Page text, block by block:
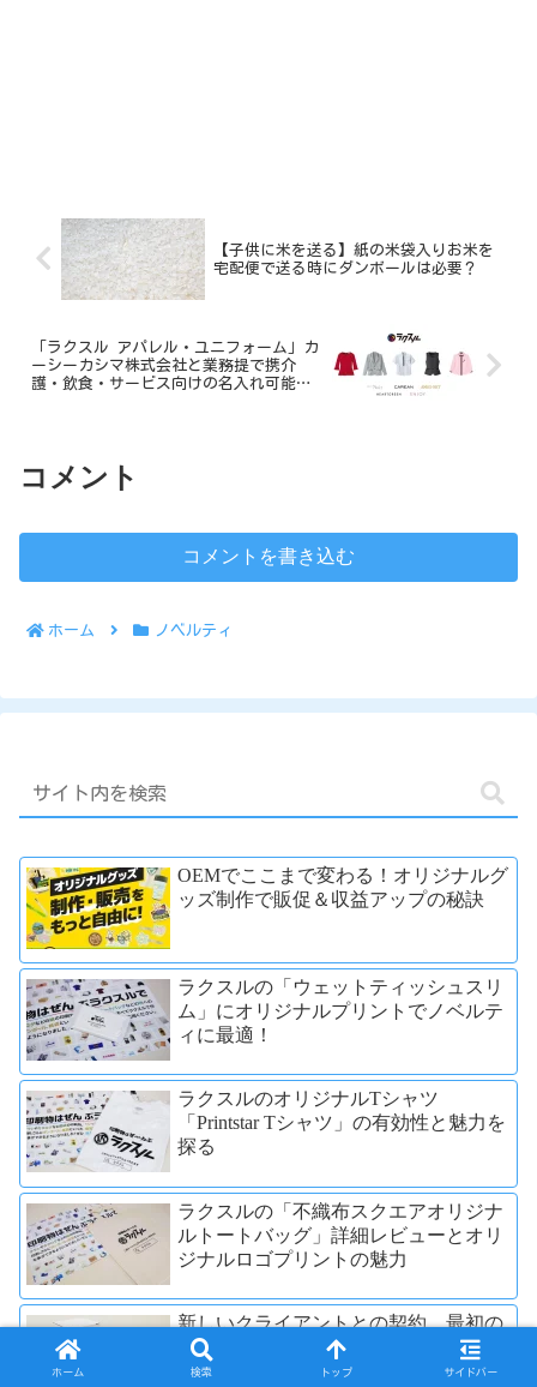
【子供に米を送る】紙の米袋入りお米を
宅配便で送る時にダンボールは必要？
「ラクスル アパレル・ユニフォーム」カ
ーシーカシマ株式会社と業務提で携介
護・飲食・サービス向けの名入れ可能商
コメント
コメントを書き込む
ホーム ノベルティ
OEMでここまで変わる！オリジナルグ
ッズ制作で販促＆収益アップの秘訣
ラクスルの「ウェットティッシュスリ
ム」にオリジナルプリントでノベルテ
ィに最適！
ラクスルのオリジナルTシャツ
「Printstar Tシャツ」の有効性と魅力を
探る
ラクスルの「不織布スクエアオリジナ
ルトートバッグ」詳細レビューとオリ
ジナルロゴプリントの魅力
新しいクライアントとの契約、最初の
印象に！ラクスルのオリジナルコンパ
クトUSB加湿器で快適なオフィスを作
ホーム 検索 トップ サイドバー